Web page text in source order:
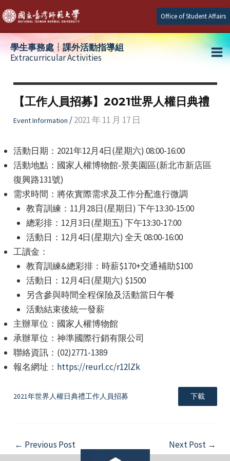
Skip
to
content
Office of Student Affairs
學生事務處┆課外活動指導組
Extracurricular Activities
【工作人員招募】2021世界人權日典禮
Event Information /2021 年 11 月 17 日
活動日期：2021年12月4日(星期六) 08:00-16:00
活動地點：國家人權博物館-景美園區(新北市新店區
復興路131號)
需求時間：將依實際需求及工作分配進行微調
教育訓練：11月28日(星期日) 下午13:30-15:00
總彩排：12月3日(星期五) 下午13:30-17:00
活動日：12月4日(星期六) 全天 08:00-16:00
工讀金：
教育訓練&總彩排：時薪$170+交通補助$100
活動日：12月4日(星期六) $1500
另含參與時間全程保險及活動當日午餐
活動結束後統一發薪
主辦單位：國家人權博物館
承辦單位：神準國際行銷有限公司
聯絡資訊：(02)2771-1389
報名網址： https://reurl.cc/r12lZk
2021年世界人權日典禮工作人員招募 下載
Post
navigation
← Previous Post Next Post →